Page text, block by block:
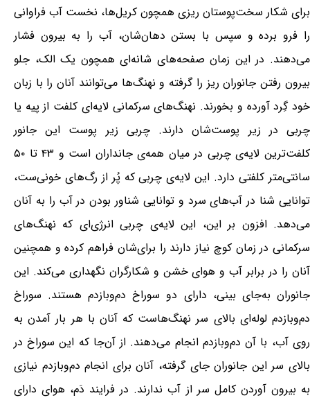
برای شکار سخت‌پوستان ریزی همچون کریل‌ها، نخست آب فراوانی
را فرو برده و سپس با بستن دهان‌شان، آب را به بیرون فشار
می‌دهند. در این زمان صفحه‌های شانه‌ای همچون یک الک، جلو
بیرون رفتن جانوران ریز را گرفته و نهنگ‌ها می‌توانند آنان را با زبان
خود گِرد آورده و بخورند. نهنگ‌های سرکمانی لایه‌ای کلفت از پیه یا
چربی در زیر پوست‌شان دارند. چربی زیر پوست این جانور
کلفت‌ترین لایه‌ی چربی در میان همه‌ی جانداران است و ۴۳ تا ۵۰
سانتی‌متر کلفتی دارد. این لایه‌ی چربی که پُر از رگ‌های خونی‌ست،
توانایی شنا در آب‌های سرد و توانایی شناور بودن در آب را به آنان
می‌دهد. افزون بر این، این لایه‌ی چربی انرژی‌ای که نهنگ‌های
سرکمانی در زمان کوچ نیاز دارند را برای‌شان فراهم کرده و همچنین
آنان را در برابر آب و هوای خشن و شکارگران نگهداری می‌کند. این
جانوران به‌جای بینی، دارای دو سوراخ دم‌وبازدم هستند. سوراخ
دم‌وبازدم لوله‌ای بالای سر نهنگ‌هاست که آنان با هر بار آمدن به
روی آب، با آن دم‌وبازدم انجام می‌دهند. از آن‌جا که این سوراخ در
بالای سر این جانوران جای گرفته، آنان برای انجام دم‌وبازدم نیازی
به بیرون آوردن کامل سر از آب ندارند. در فرایند دَم، هوای دارای